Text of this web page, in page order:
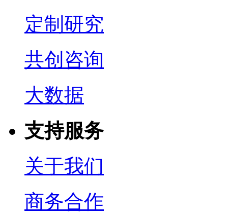
定制研究
共创咨询
大数据
支持服务
关于我们
商务合作